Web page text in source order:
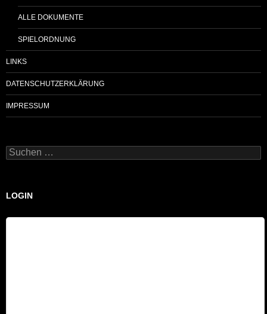
ALLE DOKUMENTE
SPIELORDNUNG
LINKS
DATENSCHUTZERKLÄRUNG
IMPRESSUM
Suchen
nach:
LOGIN